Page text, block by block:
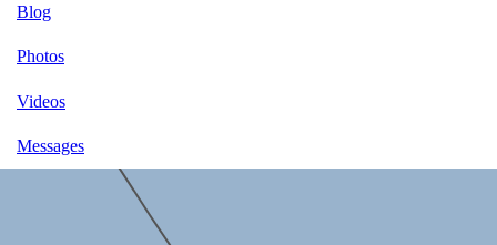
Blog
Photos
Videos
Messages